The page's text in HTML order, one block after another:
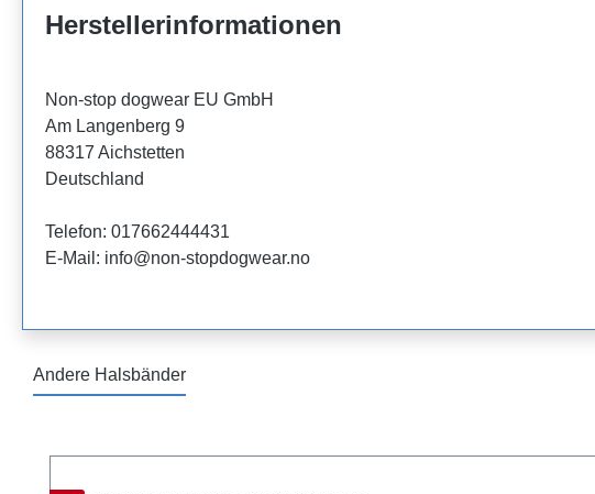
Herstellerinformationen
Non-stop dogwear EU GmbH
Am Langenberg 9
88317 Aichstetten
Deutschland
Telefon: 017662444431
E-Mail: info@non-stopdogwear.no
Andere Halsbänder